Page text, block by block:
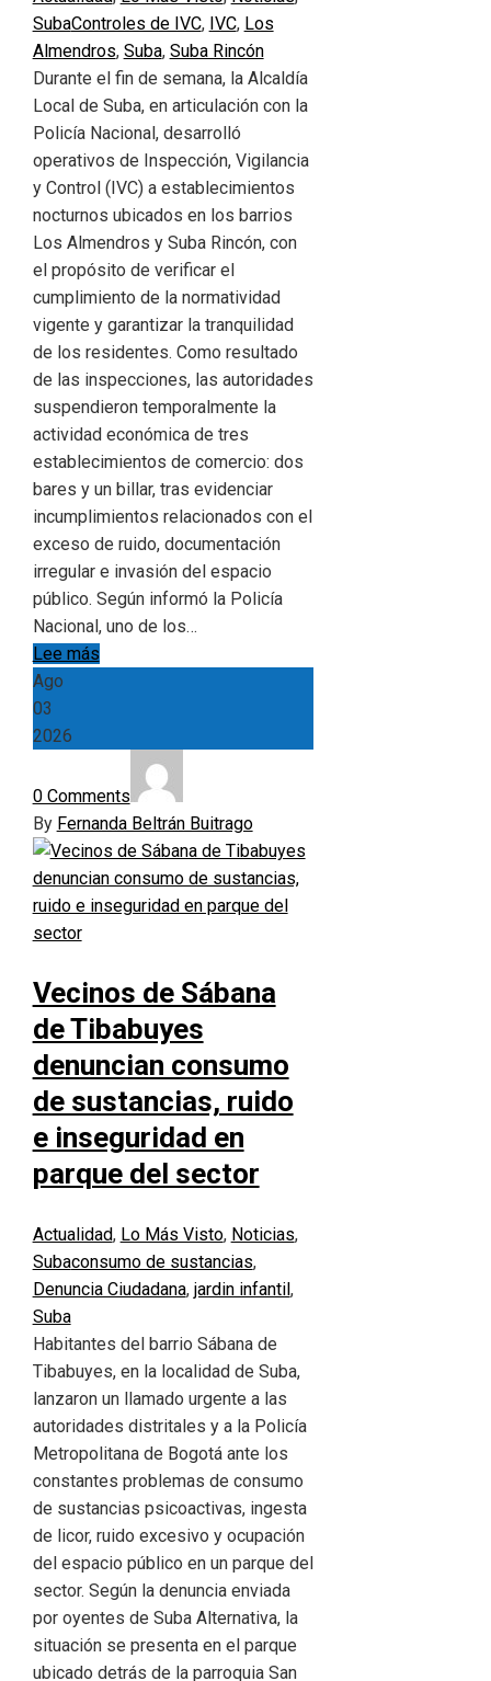
SubaControles de IVC, IVC, Los
Almendros, Suba, Suba Rincón
Durante el fin de semana, la Alcaldía
Local de Suba, en articulación con la
Policía Nacional, desarrolló
operativos de Inspección, Vigilancia
y Control (IVC) a establecimientos
nocturnos ubicados en los barrios
Los Almendros y Suba Rincón, con
el propósito de verificar el
cumplimiento de la normatividad
vigente y garantizar la tranquilidad
de los residentes. Como resultado
de las inspecciones, las autoridades
suspendieron temporalmente la
actividad económica de tres
establecimientos de comercio: dos
bares y un billar, tras evidenciar
incumplimientos relacionados con el
exceso de ruido, documentación
irregular e invasión del espacio
público. Según informó la Policía
Nacional, uno de los…
Lee más
Ago
03
2026
0 Comments
By Fernanda Beltrán Buitrago
Vecinos de Sábana
de Tibabuyes
denuncian consumo
de sustancias, ruido
e inseguridad en
parque del sector
Actualidad, Lo Más Visto, Noticias,
Subaconsumo de sustancias,
Denuncia Ciudadana, jardin infantil ,
Suba
Habitantes del barrio Sábana de
Tibabuyes, en la localidad de Suba,
lanzaron un llamado urgente a las
autoridades distritales y a la Policía
Metropolitana de Bogotá ante los
constantes problemas de consumo
de sustancias psicoactivas, ingesta
de licor, ruido excesivo y ocupación
del espacio público en un parque del
sector. Según la denuncia enviada
por oyentes de Suba Alternativa, la
situación se presenta en el parque
ubicado detrás de la parroquia San